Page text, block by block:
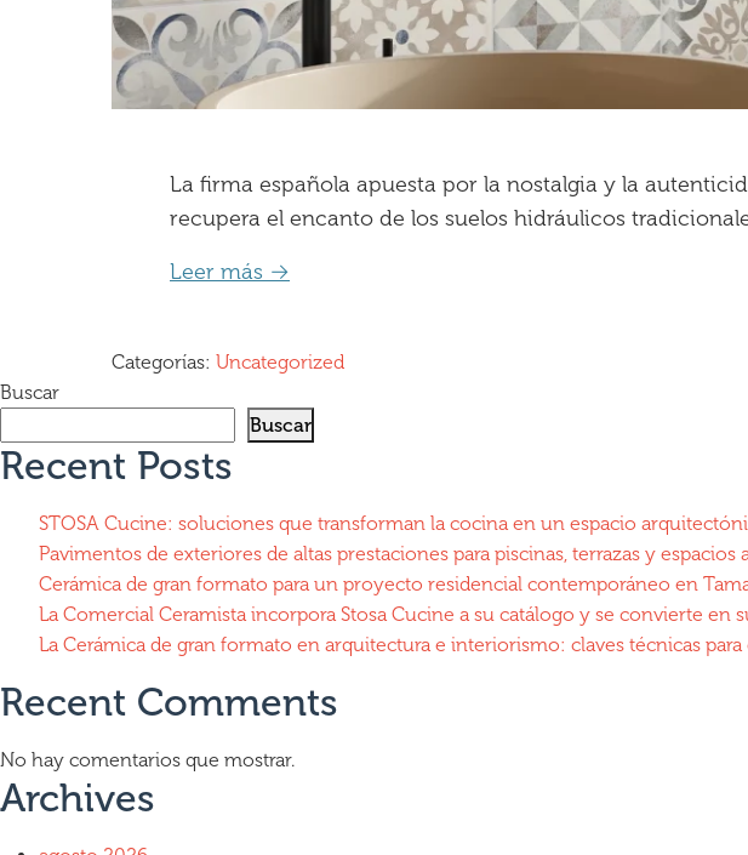
La firma española apuesta por la nostalgia y la
recupera el encanto de los suelos hidráulicos
Leer más →
Categorías: Uncategorized
Buscar
Buscar
Recent Posts
STOSA Cucine: soluciones que transforman la cocina en un espacio
Pavimentos de exteriores de altas prestaciones para piscinas, terrazas y espacios
Cerámica de gran formato para un proyecto residencial contemporáneo en
La Comercial Ceramista incorpora Stosa Cucine a su catálogo y se convierte en
La Cerámica de gran formato en arquitectura e interiorismo: claves técnicas
Recent Comments
No hay comentarios que mostrar.
Archives